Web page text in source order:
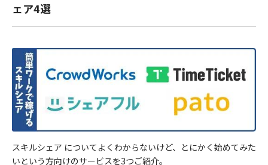
ェア4選
スキルシェア についてよくわからないけど、とにかく始めてみた
いという方向けのサービスを3つご紹介。